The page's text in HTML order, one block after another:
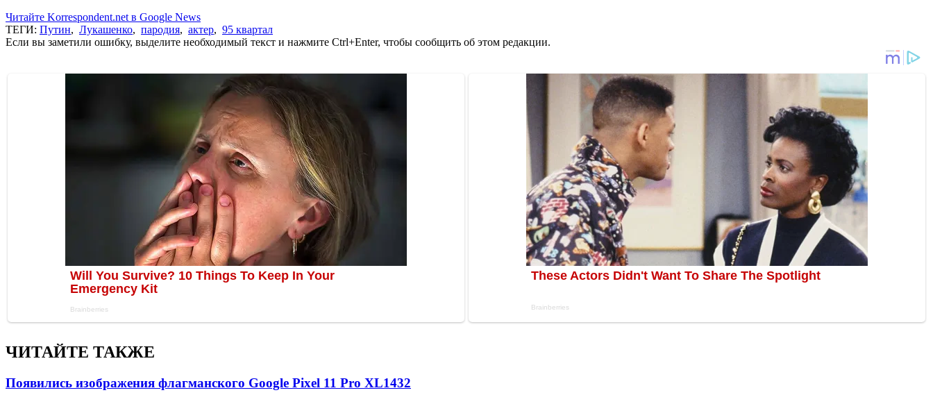
Читайте Korrespondent.net в Google News
ТЕГИ: Путин, Лукашенко, пародия, актер, 95 квартал
Если вы заметили ошибку, выделите необходимый текст и нажмите Ctrl+Enter, чтобы сообщить об этом редакции.
ЧИТАЙТЕ ТАКЖЕ
Появились изображения флагманского Google Pixel 11 Pro XL1432